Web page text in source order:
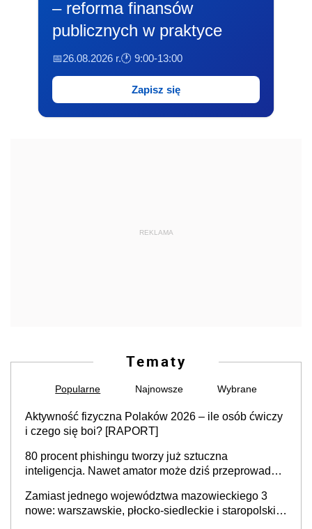
– reforma finansów
publicznych w praktyce
📅26.08.2026 r.🕐 9:00-13:00
Zapisz się
REKLAMA
Tematy
Popularne Najnowsze Wybrane
Aktywność fizyczna Polaków 2026 – ile osób ćwiczy
i czego się boi? [RAPORT]
80 procent phishingu tworzy już sztuczna
inteligencja. Nawet amator może dziś przeprowadzić
Zamiast jednego województwa mazowieckiego 3
nowe: warszawskie, płocko-siedleckie i staropolskie.